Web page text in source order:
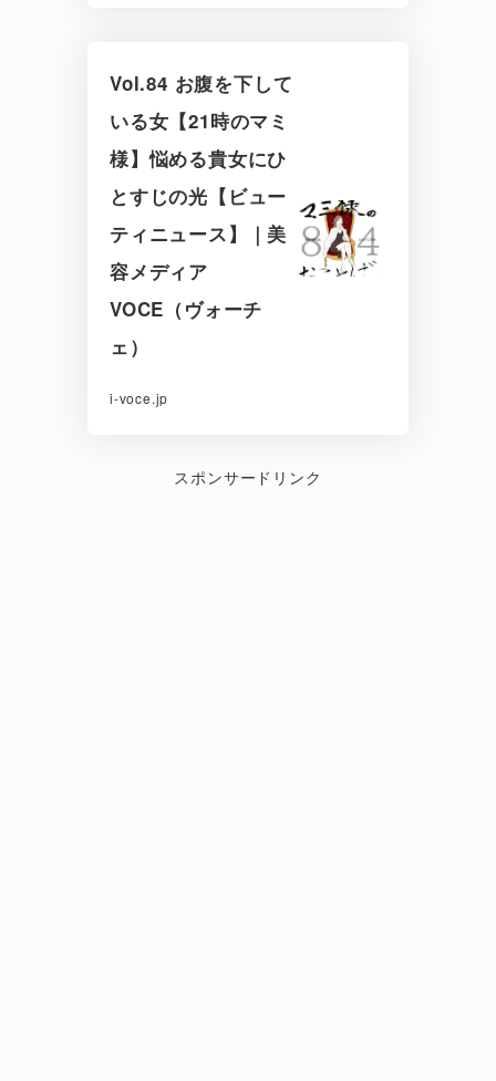
Vol.84 お腹を下して
いる女【21時のマミ
様】悩める貴女にひ
とすじの光【ビュー
ティニュース】｜美
容メディア
VOCE（ヴォーチ
ェ）
i-voce.jp
スポンサードリンク